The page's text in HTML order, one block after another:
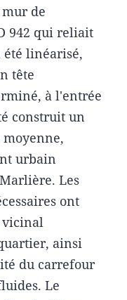
de
942 qui reliait
été linéarisé,
tête
à l'entrée
construit un
urbain
Les
ont
ainsi
du carrefour
Le